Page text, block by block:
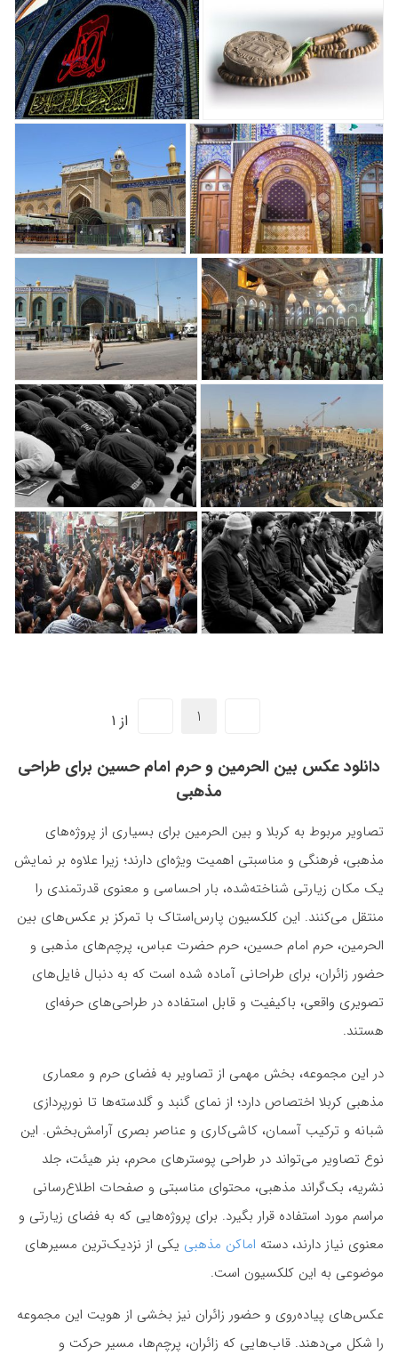
از 1
دانلود عکس بین الحرمین و حرم امام حسین برای طراحی
مذهبی
تصاویر مربوط به کربلا و بین الحرمین برای بسیاری از پروژه‌های
مذهبی، فرهنگی و مناسبتی اهمیت ویژه‌ای دارند؛ زیرا علاوه بر نمایش
یک مکان زیارتی شناخته‌شده، بار احساسی و معنوی قدرتمندی را
منتقل می‌کنند. این کلکسیون پارس‌استاک با تمرکز بر عکس‌های بین
الحرمین، حرم امام حسین، حرم حضرت عباس، پرچم‌های مذهبی و
حضور زائران، برای طراحانی آماده شده است که به دنبال فایل‌های
تصویری واقعی، باکیفیت و قابل استفاده در طراحی‌های حرفه‌ای
هستند.
در این مجموعه، بخش مهمی از تصاویر به فضای حرم و معماری
مذهبی کربلا اختصاص دارد؛ از نمای گنبد و گلدسته‌ها تا نورپردازی
شبانه و ترکیب آسمان، کاشی‌کاری و عناصر بصری آرامش‌بخش. این
نوع تصاویر می‌تواند در طراحی پوسترهای محرم، بنر هیئت، جلد
نشریه، بک‌گراند مذهبی، محتوای مناسبتی و صفحات اطلاع‌رسانی
مراسم مورد استفاده قرار بگیرد. برای پروژه‌هایی که به فضای زیارتی و
معنوی نیاز دارند، دسته اماکن مذهبی یکی از نزدیک‌ترین مسیرهای
موضوعی به این کلکسیون است.
عکس‌های پیاده‌روی و حضور زائران نیز بخشی از هویت این مجموعه
را شکل می‌دهند. قاب‌هایی که زائران، پرچم‌ها، مسیر حرکت و